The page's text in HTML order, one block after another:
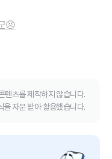
😣
텐츠를 제작하지 않습니다.
을 자문 받아 활용했습니다.